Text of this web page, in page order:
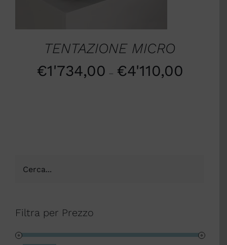
TENTAZIONE MICRO
€1'734,00 – €4'110,00
Filtra per Prezzo